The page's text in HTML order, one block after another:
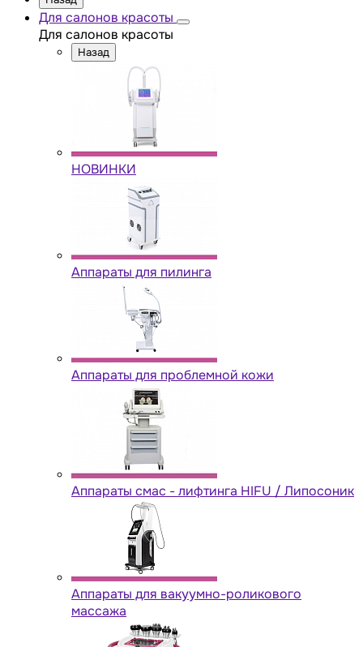
Для салонов красоты
Для салонов красоты
Назад
НОВИНКИ
Аппараты для пилинга
Аппараты для проблемной кожи
Аппараты cмас - лифтинга HIFU / Липосоник
Аппараты для вакуумно-роликового
массажа